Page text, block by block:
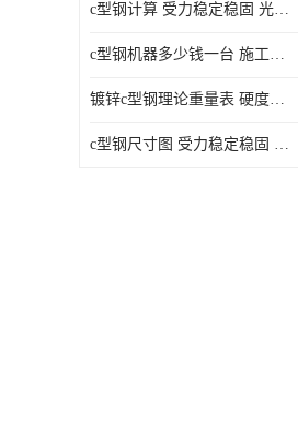
c型钢计算 受力稳定稳固 光洁无毛刺
c型钢机器多少钱一台 施工方便简单 稳重支撑承载力大
镀锌c型钢理论重量表 硬度高韧性强 光洁无毛刺
c型钢尺寸图 受力稳定稳固 光洁无毛刺